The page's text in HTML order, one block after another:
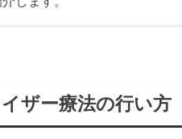
ザー療法の行い方